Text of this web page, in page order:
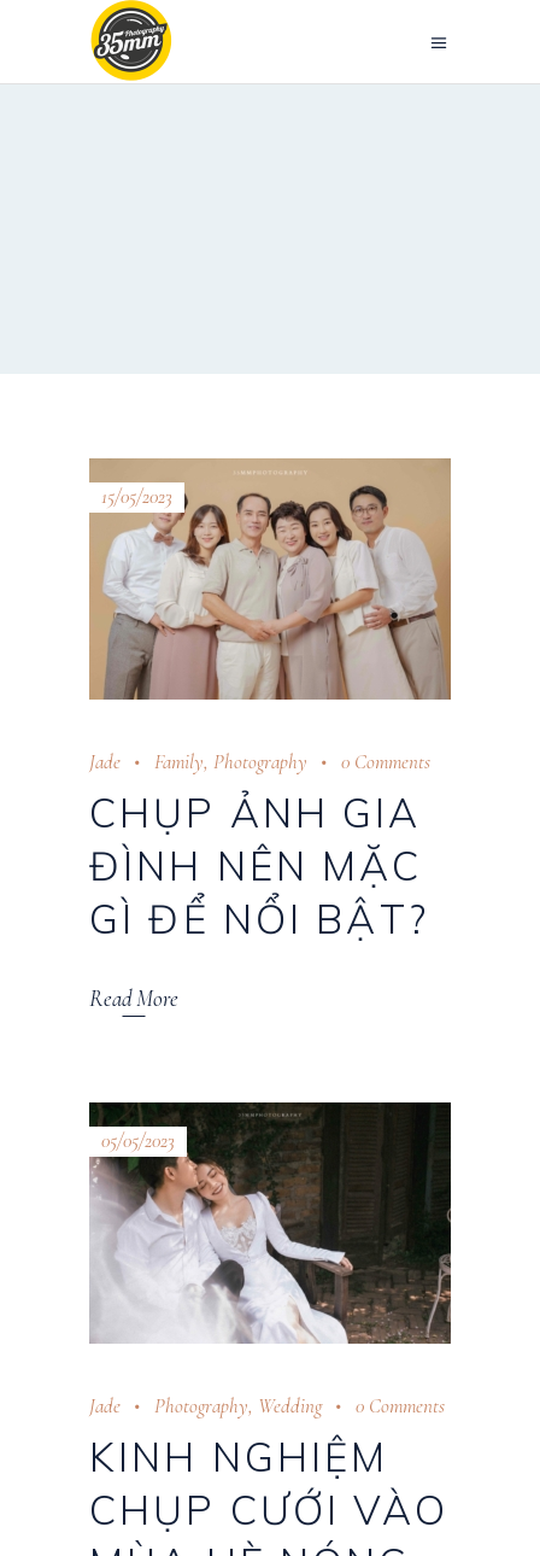
15/05/2023
Jade Family, Photography 0 Comments
CHỤP ẢNH GIA
ĐÌNH NÊN MẶC
GÌ ĐỂ NỔI BẬT?
Read More
05/05/2023
Jade Photography, Wedding 0 Comments
KINH NGHIỆM
CHỤP CƯỚI VÀO